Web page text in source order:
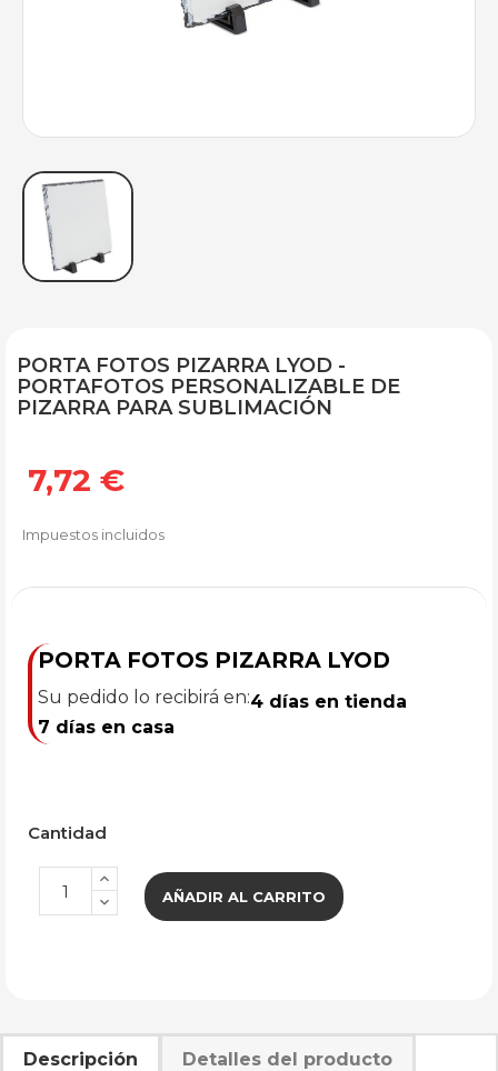
PORTA FOTOS PIZARRA LYOD -
PORTAFOTOS PERSONALIZABLE DE
PIZARRA PARA SUBLIMACIÓN
7,72 €
Impuestos incluidos
PORTA FOTOS PIZARRA LYOD
Su pedido lo recibirá en:4 días en tienda
7 días en casa
Cantidad
AÑADIR AL CARRITO
Descripción Detalles del producto